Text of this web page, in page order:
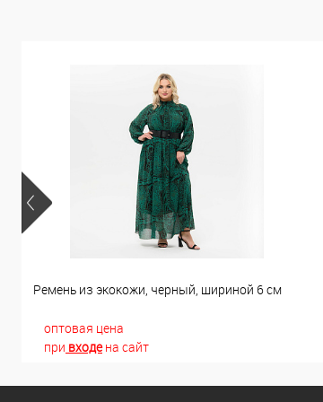
Ремень из экокожи, черный, шириной 6 см
оптовая цена
при входена сайт